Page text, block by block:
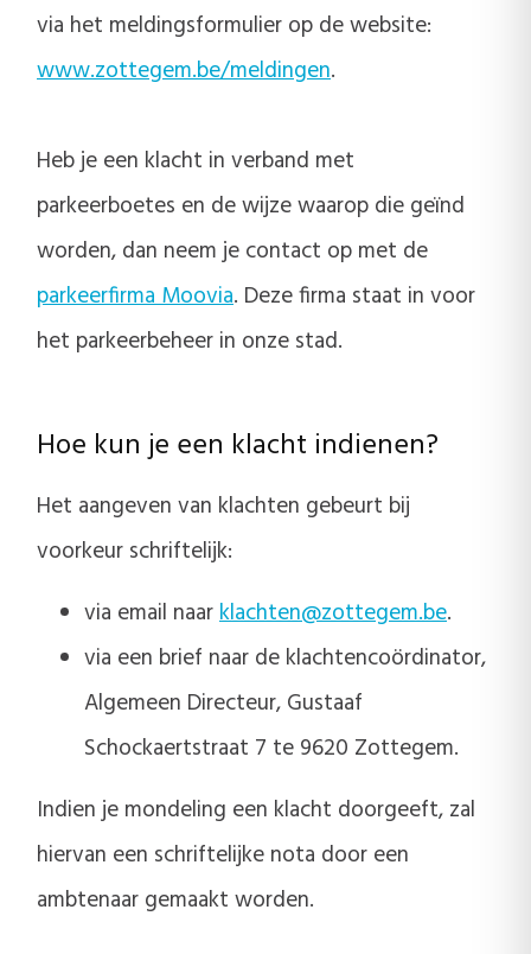
via het meldingsformulier op de website:
www.zottegem.be/meldingen.
Heb je een klacht in verband met
parkeerboetes en de wijze waarop die geïnd
worden, dan neem je contact op met de
parkeerfirma Moovia. Deze firma staat in voor
het parkeerbeheer in onze stad.
Hoe kun je een klacht indienen?
Het aangeven van klachten gebeurt bij
voorkeur schriftelijk:
via email naarklachten@zottegem.be.
via een brief naar de klachtencoördinator,
Algemeen Directeur, Gustaaf
Schockaertstraat 7 te 9620 Zottegem.
Indien je mondeling een klacht doorgeeft, zal
hiervan een schriftelijke nota door een
ambtenaar gemaakt worden.